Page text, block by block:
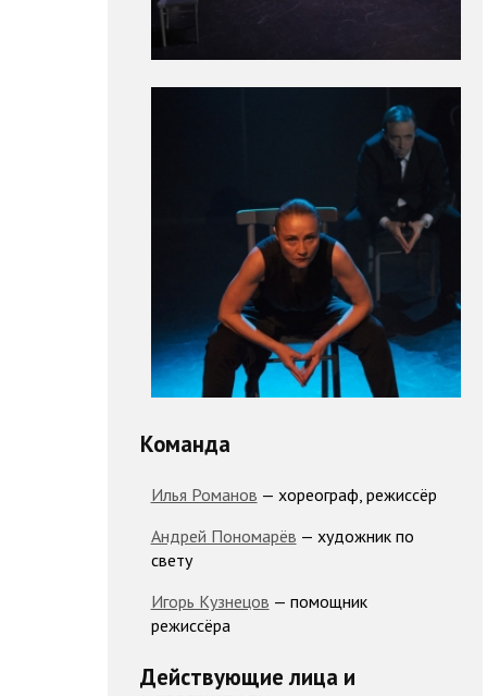
Команда
Илья Романов — хореограф, режиссёр
Андрей Пономарёв — художник по
свету
Игорь Кузнецов — помощник
режиссёра
Действующие лица и